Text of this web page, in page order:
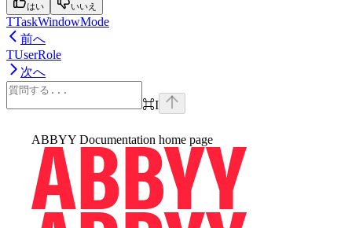
はい いいえ
TTaskWindowMode
前へ
TUserRole
次へ
⌘I
ABBYY Documentation home page